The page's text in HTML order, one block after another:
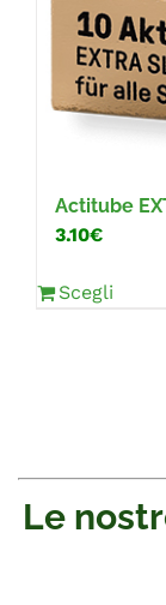
Actitube
3.10€
Scegli
Le